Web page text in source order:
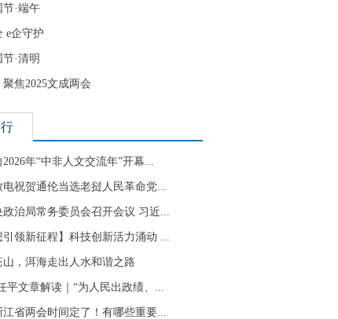
节·端午
e企守护
·清明
聚焦2025文成两会
年“中非人文交流年”开幕...
电祝贺通伦当选老挝人民革命党...
政治局常务委员会召开会议 习近...
引领新征程】科技创新活力涌动 ...
山，洱海走出人水和谐之路
平文章解读｜“为人民出政绩、...
江省两会时间定了！有哪些重要...